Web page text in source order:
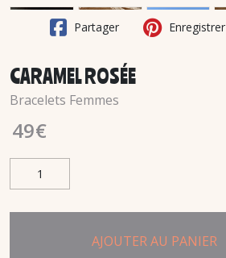
Partager Enregistrer
CARAMEL ROSÉE
Bracelets Femmes
49€
AJOUTER AU PANIER